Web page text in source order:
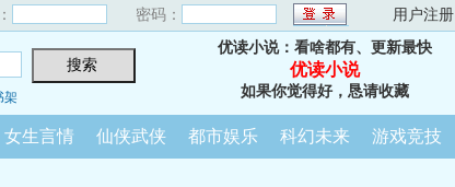
密码： 用户注册
架
优读小说：看啥都有、更新最快
优读小说
如果你觉得好，恳请收藏
女生言情 仙侠武侠 都市娱乐 科幻未来 游戏竞技